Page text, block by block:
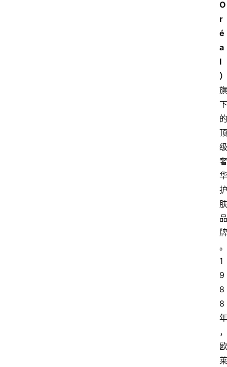
O
r
é
a
l
）
旗
下
的
顶
级
奢
华
护
肤
品
牌
。
1
9
8
8
年
，
欧
莱